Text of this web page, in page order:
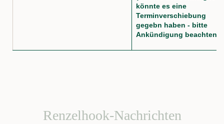
könnte es eine
Terminverschiebung
gegebn haben - bitte
Ankündigung beachten)
Renzelhook-Nachrichten